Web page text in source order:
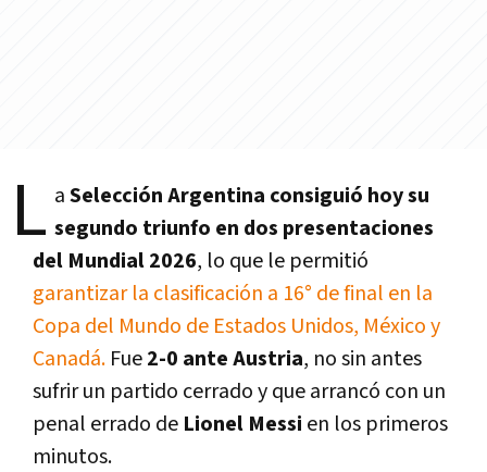
L aSelección Argentina consiguió hoy su
segundo triunfo en dos presentaciones
del Mundial 2026, lo que le permitió
garantizar la clasificación a 16° de final en la
Copa del Mundo de Estados Unidos, México y
Canadá. Fue2-0 ante Austria, no sin antes
sufrir un partido cerrado y que arrancó con un
penal errado de Lionel Messi en los primeros
minutos.